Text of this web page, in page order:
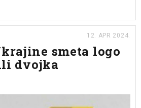
12. APR 2024.
smeta logo
ili dvojka